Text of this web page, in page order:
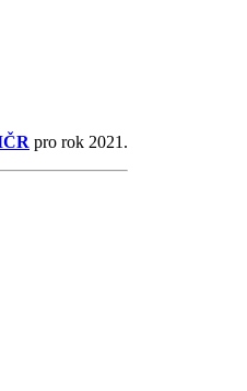
pro rok 2021.